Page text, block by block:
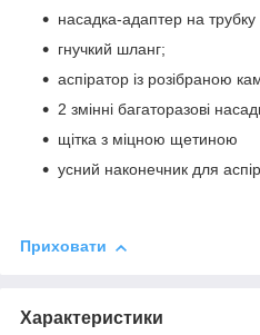
насадка-адаптер на
гнучкий шланг;
аспіратор із розібраною
2 змінні багаторазові
щітка з міцною щетиною
усний наконечник для
Приховати
Характеристики